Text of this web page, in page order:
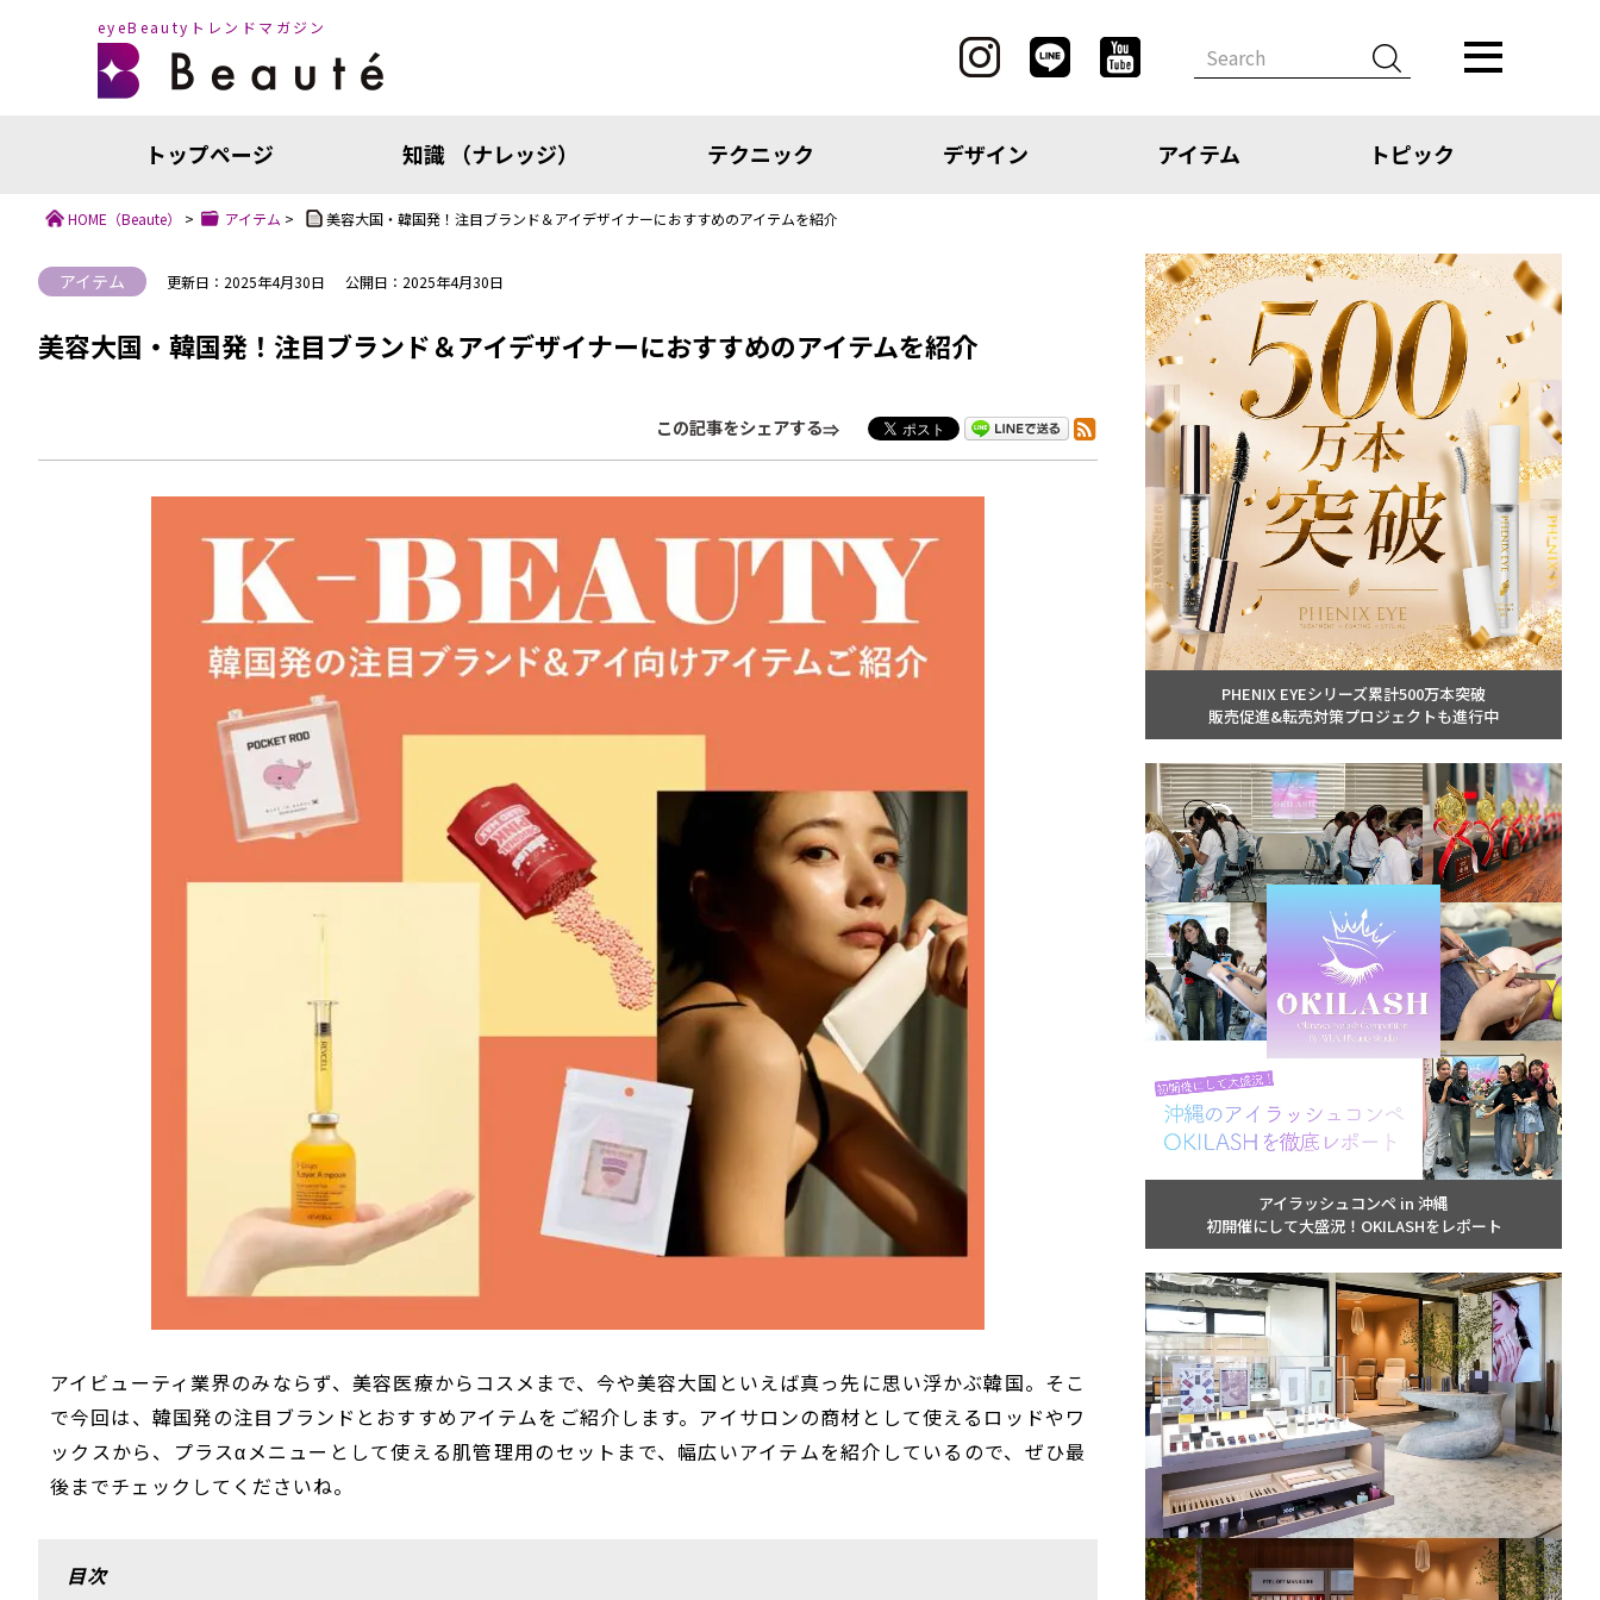
デザイン
利用規約 お問い合わせ 広告掲載 プライバシーポリシー
eyeBeautyトレンドマガジン
トップページ 知識 （ナレッジ） テクニック デザイン アイテム トピック
HOME （Beaute） > アイテム > 美容大国・韓国発！注目ブランド＆アイデザイナーにおすすめのアイテムを紹介
アイテム 更新日：2025年4月30日 公開日：2025年4月30日
美容大国・韓国発！注目ブランド＆アイデザイナーにおすすめのアイテムを紹介
この記事をシェアする
アイビューティ業界のみならず、美容医療からコスメまで、今や美容大国といえば真っ先に思い浮かぶ韓国。そこ
で今回は、 韓国発の注目ブランドとおすすめアイテムをご紹介します。アイサロンの商材として使える ロッドやワ
ックスから、 プラスαメニューとして使える肌管理用のセットまで、幅広いアイテムを紹介しているので、ぜひ最
後までチェックしてくださいね。
目次
PHENIX EYEシリーズ累計500万本突破
販売促進&転売対策プロジェクトも進行中
アイラッシュコンペ in 沖縄
初開催にして大盛況！OKILASHをレポート